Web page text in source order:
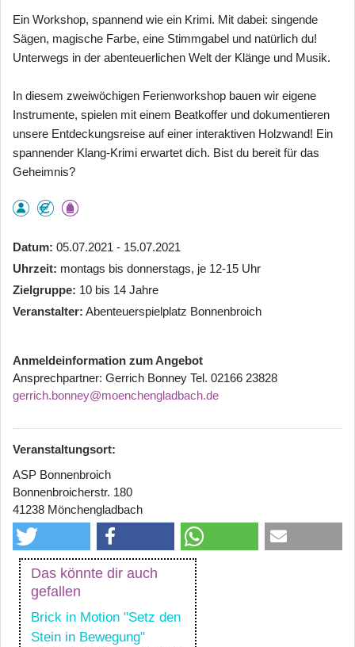
Ein Workshop, spannend wie ein Krimi. Mit dabei: singende
Sägen, magische Farbe, eine Stimmgabel und natürlich du!
Unterwegs in der abenteuerlichen Welt der Klänge und Musik.
In diesem zweiwöchigen Ferienworkshop bauen wir eigene
Instrumente, spielen mit einem Beatkoffer und dokumentieren
unsere Entdeckungsreise auf einer interaktiven Holzwand! Ein
spannender Klang-Krimi erwartet dich. Bist du bereit für das
Geheimnis?
Datum 05.07.2021 - 15.07.2021
Uhrzeit montags bis donnerstags, je 12-15 Uhr
Zielgruppe 10 bis 14 Jahre
Veranstalter Abenteuerspielplatz Bonnenbroich
Anmeldeinformation zum Angebot
Ansprechpartner: Gerrich Bonney Tel. 02166 23828
gerrich.bonney@moenchengladbach.de
Veranstaltungsort:
ASP Bonnenbroich
Bonnenbroicherstr. 180
41238 Mönchengladbach
Das könnte dir auch
gefallen
Brick in Motion "Setz den
Stein in Bewegung"